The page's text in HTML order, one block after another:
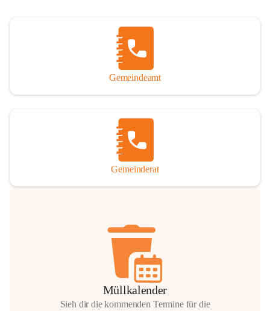
Gemeindeamt
Gemeinderat
Müllkalender
Sieh dir die kommenden Termine für die